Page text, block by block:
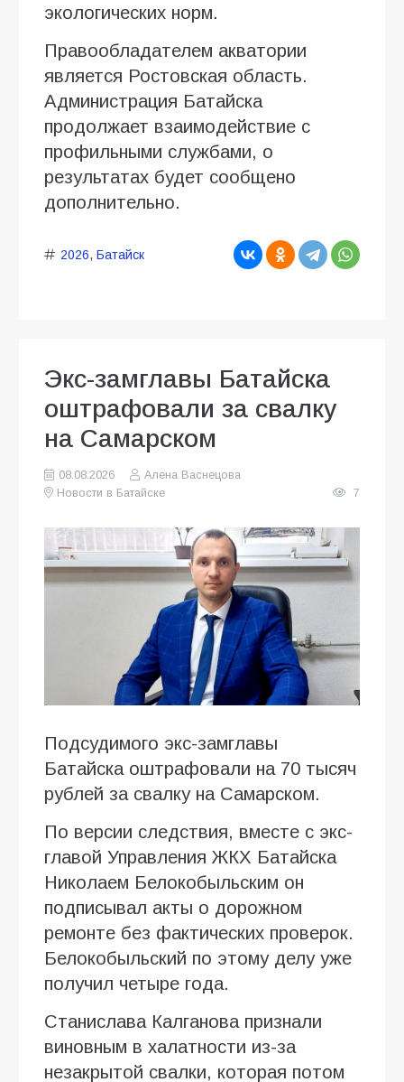
экологических норм.
Правообладателем акватории
является Ростовская область.
Администрация Батайска
продолжает взаимодействие с
профильными службами, о
результатах будет сообщено
дополнительно.
2026, Батайск
Экс-замглавы Батайска
оштрафовали за свалку
на Самарском
08.08.2026
Алена Васнецова
Новости в Батайске
7
Подсудимого экс-замглавы
Батайска оштрафовали на 70 тысяч
рублей за свалку на Самарском.
По версии следствия, вместе с экс-
главой Управления ЖКХ Батайска
Николаем Белокобыльским он
подписывал акты о дорожном
ремонте без фактических проверок.
Белокобыльский по этому делу уже
получил четыре года.
Станислава Калганова признали
виновным в халатности из-за
незакрытой свалки, которая потом